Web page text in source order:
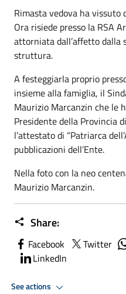
Rimasta vedova ha vissuto
Ora risiede presso la RSA
attorniata dall’affetto dalla
struttura.
A festeggiarla proprio
insieme alla famiglia, il
Maurizio Marcanzin che le
Presidente della Provincia
l’attestato di “Patriarca
pubblicazioni dell’Ente.
Nella foto con la neo
Maurizio Marcanzin.
Share:
Facebook Twitter
LinkedIn
See actions